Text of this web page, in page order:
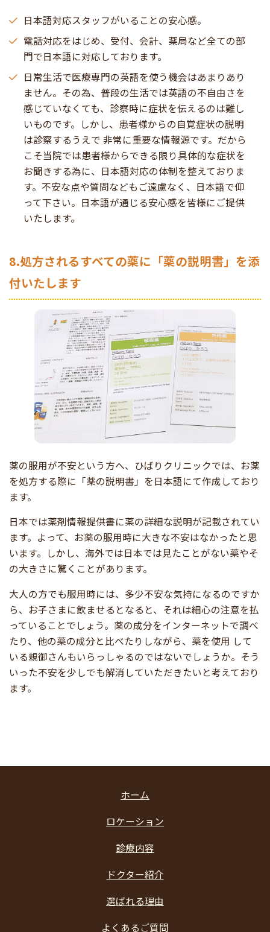
日本語対応スタッフがいることの安心感。
電話対応をはじめ、受付、会計、薬局など全ての部
門で日本語に対応しております。
日常生活で医療専門の英語を使う機会はあまりあり
ません。その為、普段の生活では英語の不自由さを
感じていなくても、診察時に症状を伝えるのは難し
いものです。しかし、患者様からの自覚症状の説明
は診察するうえで 非常に重要な情報源です。だから
こそ当院では患者様からできる限り具体的な症状を
お聞きする為に、日本語対応の体制を整えておりま
す。不安な点や質問などもご遠慮なく、日本語で仰
って下さい。日本語が通じる安心感を皆様にご提供
いたします。
8.処方されるすべての薬に「薬の説明書」を添
付いたします
薬の服用が不安という方へ、ひばりクリニックでは、お薬
を処方する際に「薬の説明書」を日本語にて作成しており
ます。
日本では薬剤情報提供書に薬の詳細な説明が記載されてい
ます。よって、お薬の服用時に大きな不安はなかったと思
います。しかし、海外では日本では見たことがない薬やそ
の大きさに驚くことがあります。
大人の方でも服用時には、多少不安な気持になるのですか
ら、お子さまに飲ませるとなると、それは細心の注意を払
っていることでしょう。薬の成分をインターネットで調べ
たり、他の薬の成分と比べたりしながら、薬を使用 して
いる親御さんもいらっしゃるのではないでしょうか。そう
いった不安を少しでも解消していただきたいと考えており
ます。
ホーム
ロケーション
診療内容
ドクター紹介
選ばれる理由
よくあるご質問